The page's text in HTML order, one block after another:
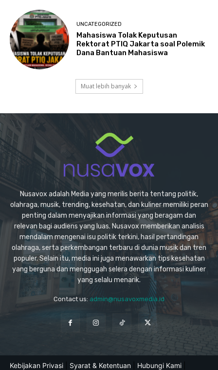
UNCATEGORIZED
Mahasiswa Tolak Keputusan
Rektorat PTIQ Jakarta soal Polemik
Dana Bantuan Mahasiswa
Muat lebih banyak
Nusavox adalah Media yang merilis berita tentang politik,
olahraga, musik, trending, kesehatan, dan kuliner memiliki peran
penting dalam menyajikan informasi yang beragam dan
relevan bagi audiens yang luas. Nusavox memberikan analisis
mendalam mengenai isu politik terkini, hasil pertandingan
olahraga, serta perkembangan terbaru di dunia musik dan tren
populer. Selain itu, media ini juga menawarkan tips kesehatan
yang berguna dan menggugah selera dengan informasi kuliner
yang selalu menarik.
Contact us: admin@nusavoxmedia.id
Kebijakan Privasi Syarat & Ketentuan Hubungi Kami